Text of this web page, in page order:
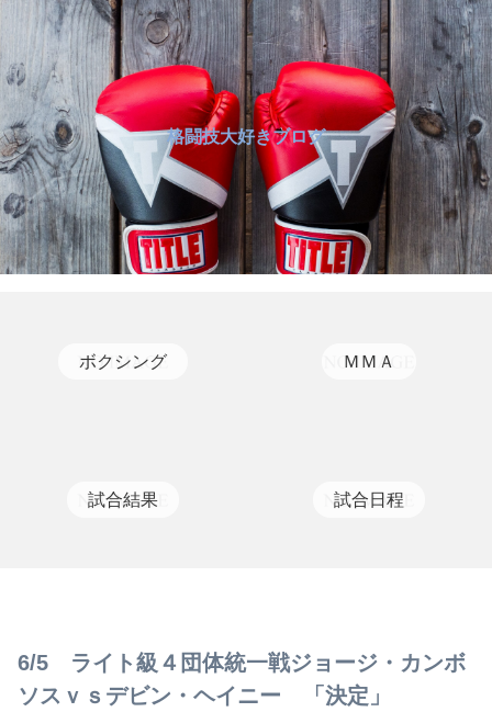
格闘技大好きブログ
ボクシング ＭＭＡ
試合結果 試合日程
6/5 ライト級４団体統一戦ジョージ・カンボ
ソスｖｓデビン・ヘイニー 「決定」